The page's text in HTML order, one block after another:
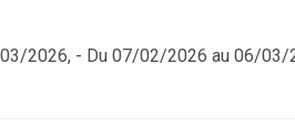
2026, - Du 07/02/2026 au 06/03/